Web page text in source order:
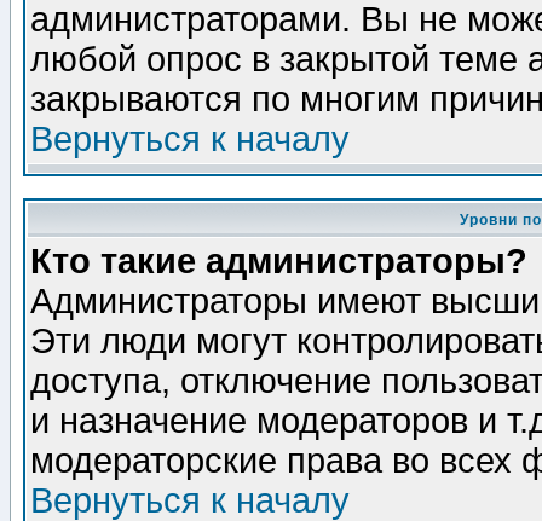
администраторами. Вы не
любой опрос в закрытой теме
закрываются по многим
Вернуться к началу
Уровни
Кто такие администраторы?
Администраторы имеют
Эти люди могут
доступа, отключение
и назначение модераторов и
модераторские права во всех
Вернуться к началу